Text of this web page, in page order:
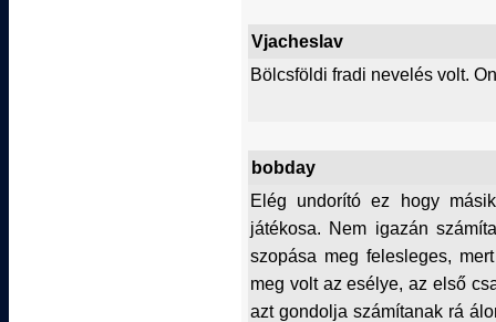
Vjacheslav
Bölcsföldi fradi nevelés volt.
bobday
Elég undorító ez hogy
játékosa. Nem igazán
szopása meg felesleges,
meg volt az esélye, az első
azt gondolja számítanak rá